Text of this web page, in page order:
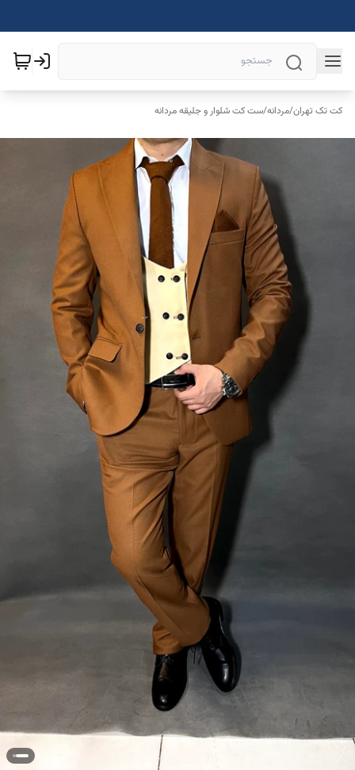
کت تک تهران/مردانه/ست کت شلوار و جلیقه مردانه